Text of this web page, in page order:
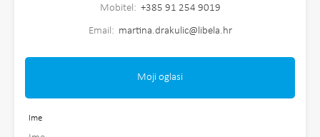
Mobitel: +385 91 254 9019
Email: martina.drakulic@libela.hr
Moji oglasi
Ime